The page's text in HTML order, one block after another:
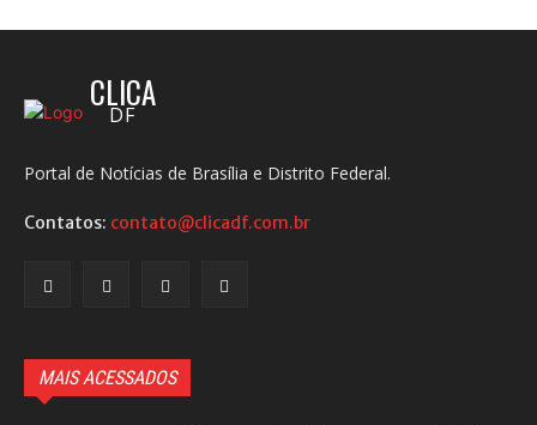
CLICA
DF
Portal de Notícias de Brasília e Distrito Federal.
Contatos: contato@clicadf.com.br
MAIS ACESSADOS